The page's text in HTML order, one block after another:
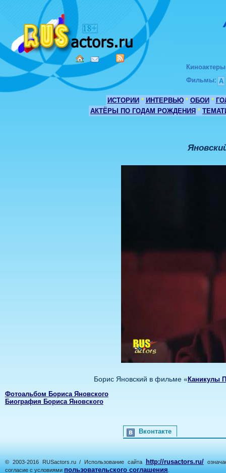
Киноактеры
Фильмы: А
ИСТОРИИ * ИНТЕРВЬЮ * ОБОИ *
АКТЁРЫ ПО ГОДАМ РОЖДЕНИЯ *
Борис Яновский в фильме « Каникулы
Фотоальбом Бориса Яновского
Биография Бориса Яновского
Вконтакте
© 2003-2016 RUSactors.ru / Использование сайта http://rusactors.ru/
согласие с условиями пользовательского соглашения